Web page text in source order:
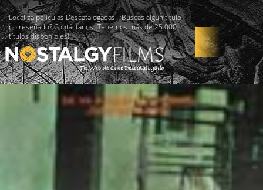
Localiza películas Descatalogadas. ¿Buscas algún título
no reseñado? Contáctanos -Tenemos más de 25.000
títulos disponibles!